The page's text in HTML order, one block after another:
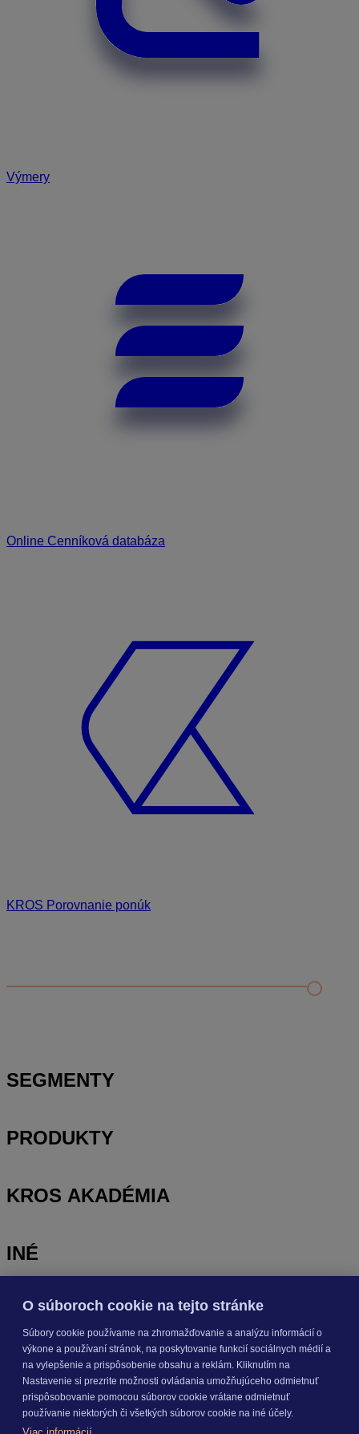
Výmery
Online Cenníková databáza
KROS Porovnanie ponúk
Nahratie a aktualizácia porovnávacieho rozpočtu
SEGMENTY
PRODUKTY
KROS AKADÉMIA
INÉ
OdoberajteNOVINKY
O nás
Prihlásiť sa
O súboroch cookie na tejto stránke
Súbory cookie používame na zhromažďovanie a analýzu informácií o
výkone a používaní stránok, na poskytovanie funkcií sociálnych médií a
na vylepšenie a prispôsobenie obsahu a reklám. Kliknutím na
Nastavenie si prezrite možnosti ovládania umožňujúceho odmietnuť
prispôsobovanie pomocou súborov cookie vrátane odmietnuť
používanie niektorých či všetkých súborov cookie na iné účely.